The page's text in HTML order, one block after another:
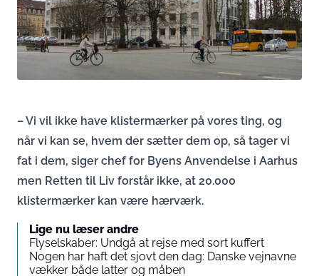
– Vi vil ikke have klistermærker på vores ting, og
når vi kan se, hvem der sætter dem op, så tager vi
fat i dem, siger chef for Byens Anvendelse i Aarhus
men Retten til Liv forstår ikke, at 20.000
klistermærker kan være hærværk.
Lige nu læser andre
Flyselskaber: Undgå at rejse med sort kuffert
Nogen har haft det sjovt den dag: Danske vejnavne
vækker både latter og måben